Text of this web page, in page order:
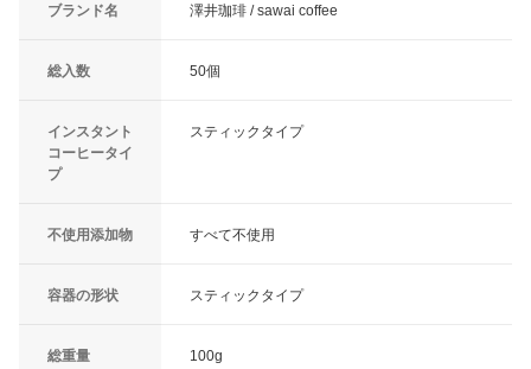
ブランド名 澤井珈琲 / sawai coffee
総入数 50個
インスタント
コーヒータイ
プ
スティックタイプ
不使用添加物 すべて不使用
容器の形状 スティックタイプ
総重量 100g